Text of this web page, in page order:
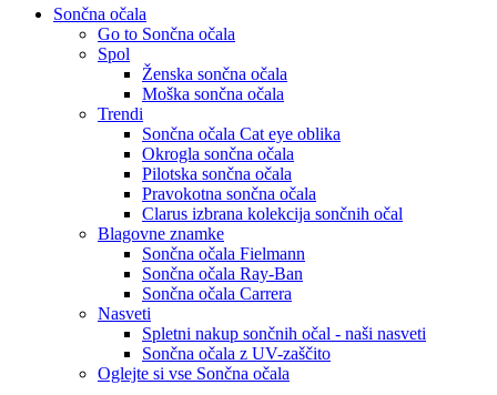
Sončna očala
Go to Sončna očala
Spol
Ženska sončna očala
Moška sončna očala
Trendi
Sončna očala Cat eye oblika
Okrogla sončna očala
Pilotska sončna očala
Pravokotna sončna očala
Clarus izbrana kolekcija sončnih očal
Blagovne znamke
Sončna očala Fielmann
Sončna očala Ray-Ban
Sončna očala Carrera
Nasveti
Spletni nakup sončnih očal - naši nasveti
Sončna očala z UV-zaščito
Oglejte si vse Sončna očala